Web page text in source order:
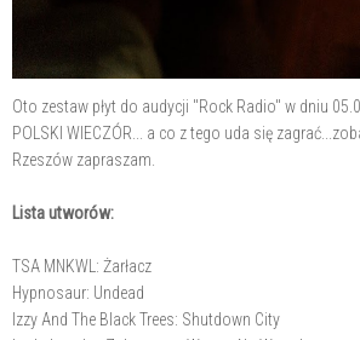
Oto zestaw płyt do audycji "Rock Radio" w dniu
POLSKI WIECZÓR... a co z tego uda się
Rzeszów zapraszam.
Lista utworów:
TSA MNKWL: Żarłacz
Hypnosaur: Undead
Izzy And The Black Trees: Shutdown City